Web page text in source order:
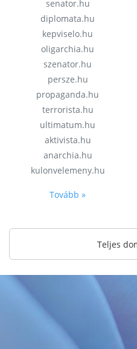
senator.hu
diplomata.hu
kepviselo.hu
oligarchia.hu
szenator.hu
persze.hu
propaganda.hu
terrorista.hu
ultimatum.hu
aktivista.hu
anarchia.hu
kulonvelemeny.hu
Tovább »
Teljes